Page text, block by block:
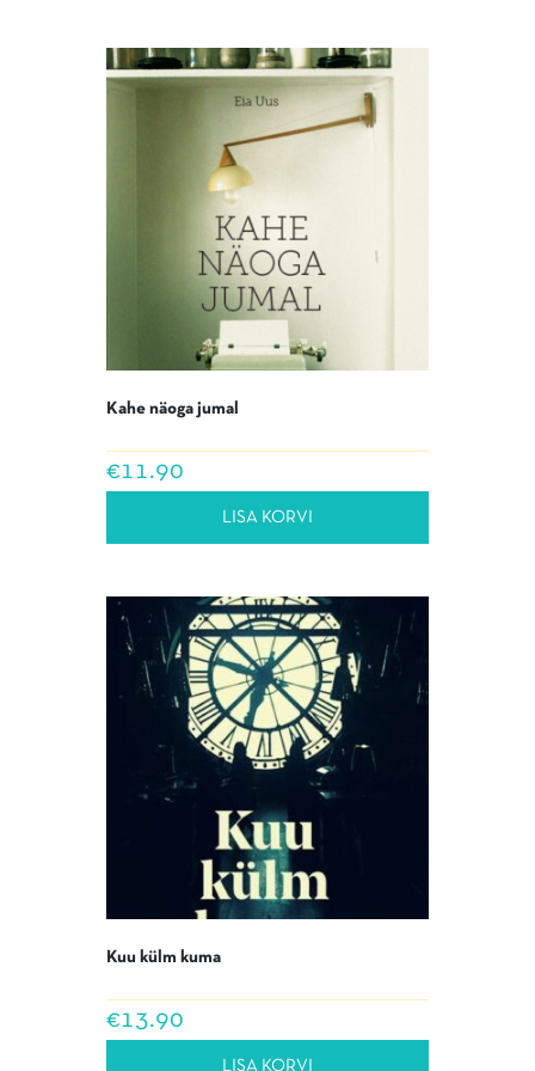
Kahe näoga jumal
€11.90
LISA KORVI
Kuu külm kuma
€13.90
LISA KORVI